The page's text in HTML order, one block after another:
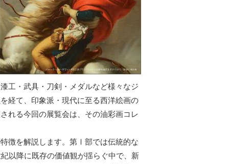
工・武具・刀剣・メダルなど様々なジ
経て、印象派・現代に至る西洋絵画の
れる今回の展覧会は、その油彩画コレ
徴を解説します。第Ⅰ部では伝統的な
以降に既存の価値観が揺らぐ中で、新